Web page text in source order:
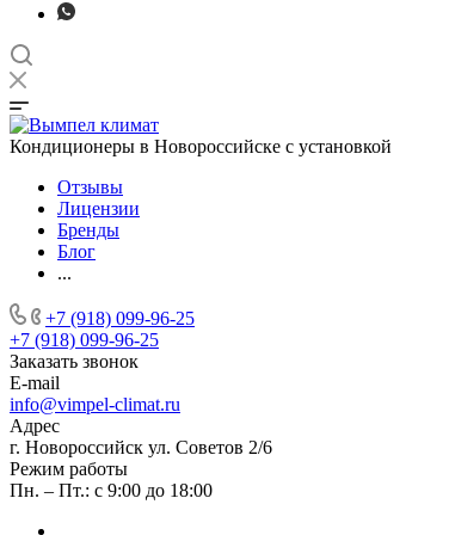
Кондиционеры в Новороссийске с установкой
Отзывы
Лицензии
Бренды
Блог
...
+7 (918) 099-96-25
+7 (918) 099-96-25
Заказать звонок
E-mail
info@vimpel-climat.ru
Адрес
г. Новороссийск ул. Советов 2/6
Режим работы
Пн. – Пт.: с 9:00 до 18:00